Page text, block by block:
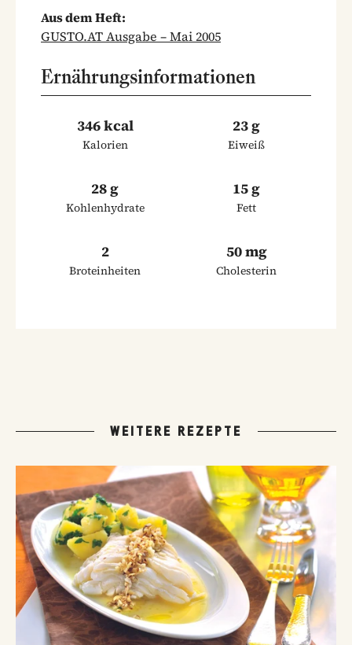
Aus dem Heft:
GUSTO.AT Ausgabe – Mai 2005
Ernährungsinformationen
346 kcal
Kalorien
23 g
Eiweiß
28 g
Kohlenhydrate
15 g
Fett
2
Broteinheiten
50 mg
Cholesterin
WEITERE REZEPTE